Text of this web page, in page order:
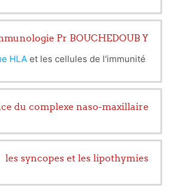
Pr BOUCHEDOUB Y
HLA et les cellules de l'immunité
du complexe naso-maxillaire
les syncopes et les lipothymies